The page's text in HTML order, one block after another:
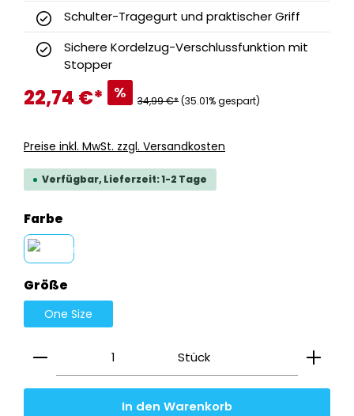
Schulter-Tragegurt und praktischer Griff
Sichere Kordelzug-Verschlussfunktion mit
Stopper
22,74 €* % 34,99 €*(35.01% gespart)
Preise inkl. MwSt. zzgl. Versandkosten
Verfügbar, Lieferzeit: 1-2 Tage
Farbe
Größe
One Size
Produkt Anzahl: Gib den gewünschten Wert
Stück
In den Warenkorb